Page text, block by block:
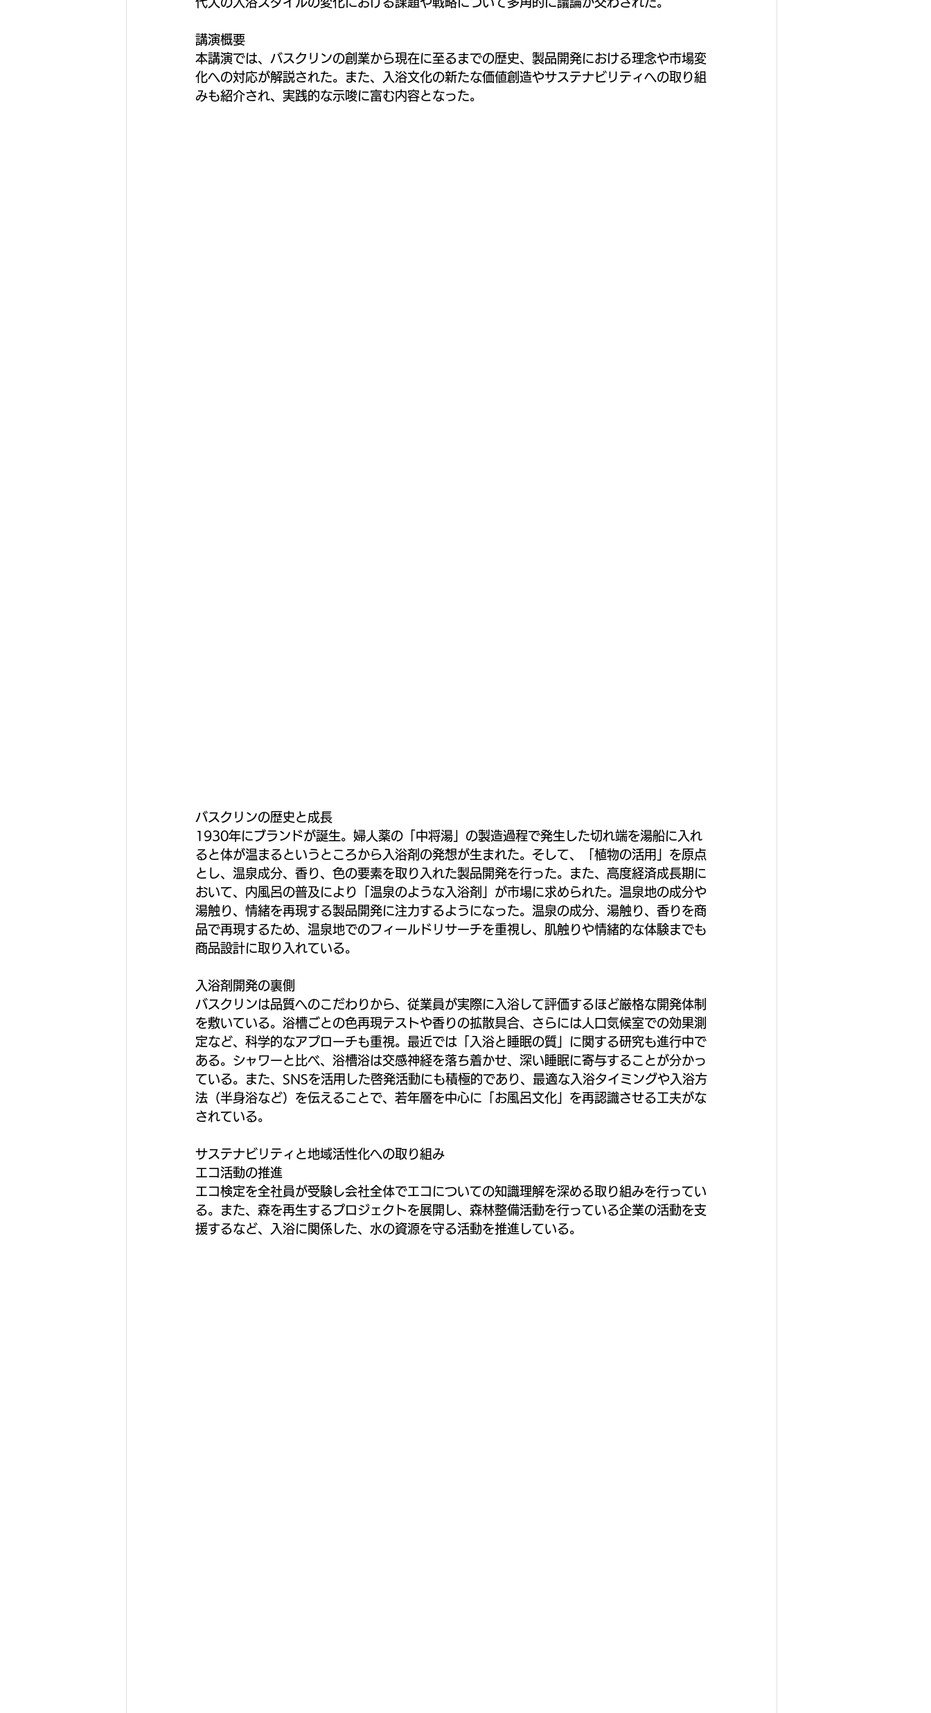
講演概要
本講演では、バスクリンの創業から現在に至るまでの歴史、製品開発における理念や市場変
化への対応が解説された。また、入浴文化の新たな価値創造やサステナビリティへの取り組
みも紹介され、実践的な示唆に富む内容となった。
バスクリンの歴史と成長
1930年にブランドが誕生。婦人薬の「中将湯」の製造過程で発生した切れ端を湯船に入れ
ると体が温まるというところから入浴剤の発想が生まれた。そして、「植物の活用」を原点
とし、温泉成分、香り、色の要素を取り入れた製品開発を行った。また、高度経済成長期に
おいて、内風呂の普及により「温泉のような入浴剤」が市場に求められた。温泉地の成分や
湯触り、情緒を再現する製品開発に注力するようになった。温泉の成分、湯触り、香りを商
品で再現するため、温泉地でのフィールドリサーチを重視し、肌触りや情緒的な体験までも
商品設計に取り入れている。
入浴剤開発の裏側
バスクリンは品質へのこだわりから、従業員が実際に入浴して評価するほど厳格な開発体制
を敷いている。浴槽ごとの色再現テストや香りの拡散具合、さらには人口気候室での効果測
定など、科学的なアプローチも重視。最近では「入浴と睡眠の質」に関する研究も進行中で
ある。シャワーと比べ、浴槽浴は交感神経を落ち着かせ、深い睡眠に寄与することが分かっ
ている。また、SNSを活用した啓発活動にも積極的であり、最適な入浴タイミングや入浴方
法（半身浴など）を伝えることで、若年層を中心に「お風呂文化」を再認識させる工夫がな
されている。
サステナビリティと地域活性化への取り組み
エコ活動の推進
エコ検定を全社員が受験し会社全体でエコについての知識理解を深める取り組みを行ってい
る。また、森を再生するプロジェクトを展開し、森林整備活動を行っている企業の活動を支
援するなど、入浴に関係した、水の資源を守る活動を推進している。